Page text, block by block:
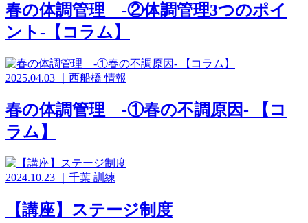
春の体調管理 -②体調管理3つのポイ
ント-【コラム】
2025.04.03 西船橋 情報
春の体調管理 -①春の不調原因- 【コ
ラム】
2024.10.23 千葉 訓練
【講座】ステージ制度